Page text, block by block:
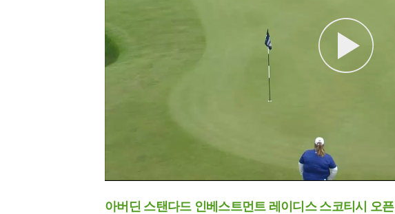
아버딘 스탠다드 인베스트먼트 레이디스 스코티시 오픈